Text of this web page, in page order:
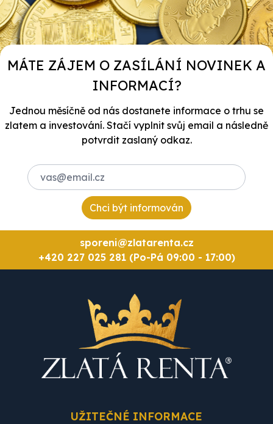
MÁTE ZÁJEM O ZASÍLÁNÍ NOVINEK A
INFORMACÍ?
Jednou měsíčně od nás dostanete informace o trhu se
zlatem a investování. Stačí vyplnit svůj email a následně
potvrdit zaslaný odkaz.
Chci být informován
sporeni@zlatarenta.cz
+420 227 025 281 (Po-Pá 09:00 - 17:00)
UŽITEČNÉ INFORMACE